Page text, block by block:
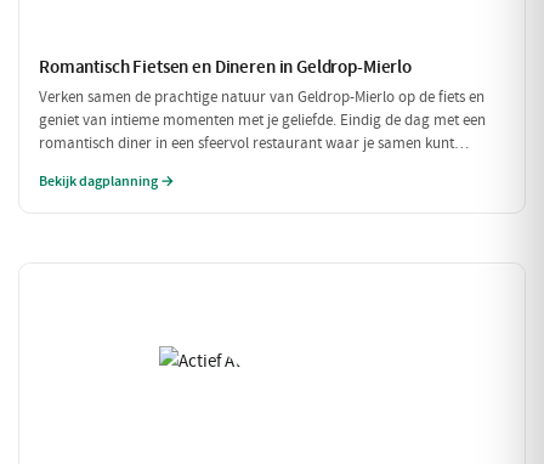
Romantisch Fietsen en Dineren in Geldrop-Mierlo
Verken samen de prachtige natuur van Geldrop-Mierlo op de fiets en
geniet van intieme momenten met je geliefde. Eindig de dag met een
romantisch diner in een sfeervol restaurant waar je samen kunt
Bekijk dagplanning →